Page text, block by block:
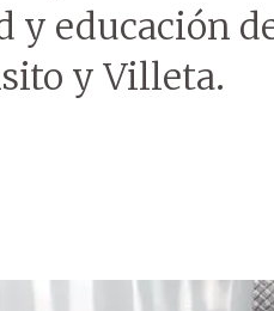
y educación
y Villeta.